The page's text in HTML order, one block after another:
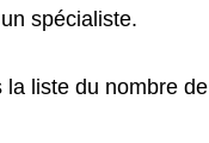
spécialiste.
liste du nombre de